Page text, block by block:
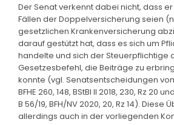
Der Senat verkennt dabei nicht, dass
Fällen der Doppelversicherung seien
gesetzlichen Krankenversicherung
darauf gestützt hat, dass es sich um
handelte und sich der Steuerpflichtige
Gesetzesbefehl, die Beiträge zu
konnte (vgl. Senatsentscheidungen vom
BFHE 260, 148, BStBl II 2018, 230, Rz 20
B 56/19, BFH/NV 2020, 20, Rz 14). Diese
allerdings auch in der vorliegenden